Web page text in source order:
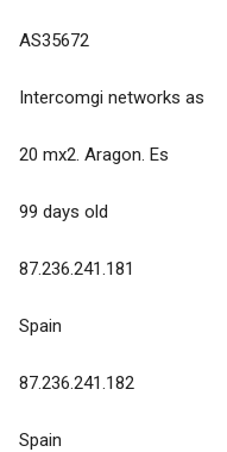
AS35672
Intercomgi networks as
20 mx2. Aragon. Es
99 days old
87.236.241.181
Spain
87.236.241.182
Spain